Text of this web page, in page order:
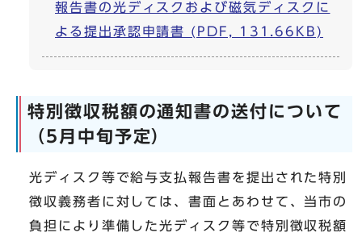
報告書の光ディスクおよび磁気ディスクに
よる提出承認申請書 (PDF, 131.66KB)
特別徴収税額の通知書の送付について
（5月中旬予定）
光ディスク等で給与支払報告書を提出された特別
徴収義務者に対しては、書面とあわせて、当市の
負担により準備した光ディスク等で特別徴収税額